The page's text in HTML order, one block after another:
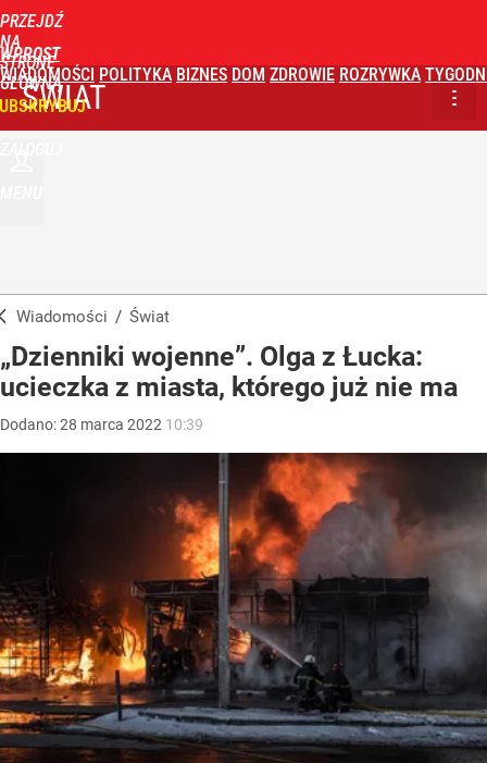
PRZEJDŹ
NA
STRONĘ
GŁÓWNĄ
WPROST
WIADOMOŚCI POLITYKA BIZNES DOM ZDROWIE ROZRYWKA
ŚWIAT
Wiadomości / Świat
„Dzienniki wojenne”. Olga z Łucka:
ucieczka z miasta, którego już nie ma
Dodano:28 marca 2022 10:39